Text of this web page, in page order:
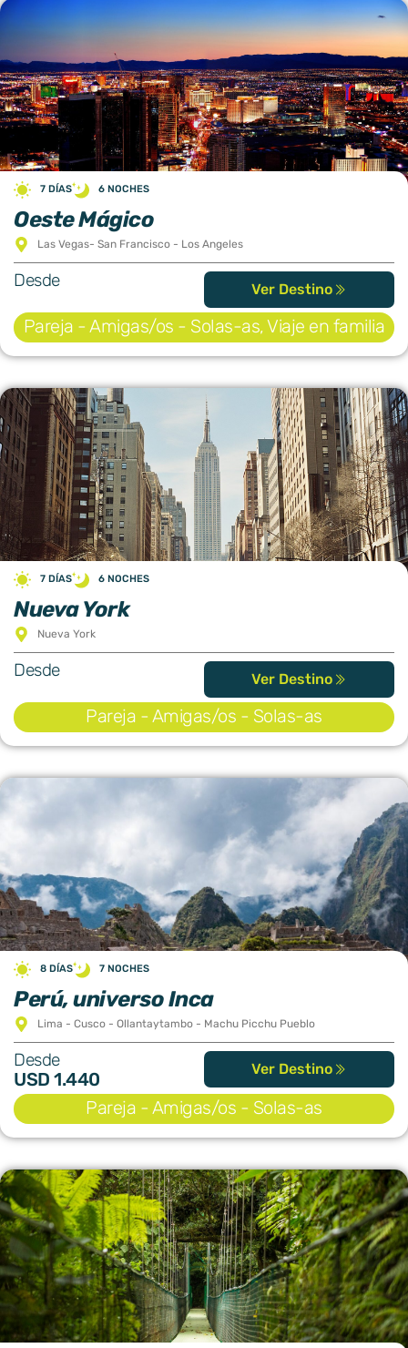
7 DÍAS 6 NOCHES
Oeste Mágico
Las Vegas- San Francisco - Los Angeles
Desde Ver Destino
Pareja - Amigas/os - Solas-as,Viaje en familia
7 DÍAS 6 NOCHES
Nueva York
Nueva York
Desde Ver Destino
Pareja - Amigas/os - Solas-as
8 DÍAS 7 NOCHES
Perú, universo Inca
Lima - Cusco - Ollantaytambo - Machu Picchu Pueblo
Desde
USD 1.440 Ver Destino
Pareja - Amigas/os - Solas-as